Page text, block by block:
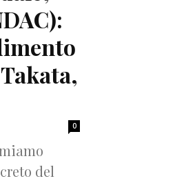
0
del